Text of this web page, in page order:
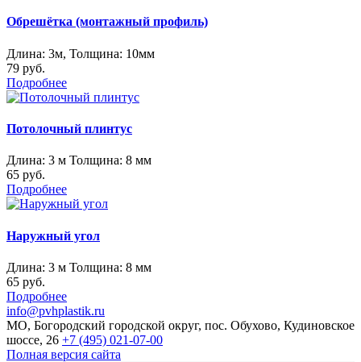
Обрешётка (монтажный профиль)
Длина: 3м, Толщина: 10мм
79 руб.
Подробнее
Потолочный плинтус
Длина: 3 м Толщина: 8 мм
65 руб.
Подробнее
Наружный угол
Длина: 3 м Толщина: 8 мм
65 руб.
Подробнее
info@pvhplastik.ru
МО, Богородский городской округ, пос. Обухово, Кудиновское
шоссе, 26 +7 (495) 021-07-00
Полная версия сайта